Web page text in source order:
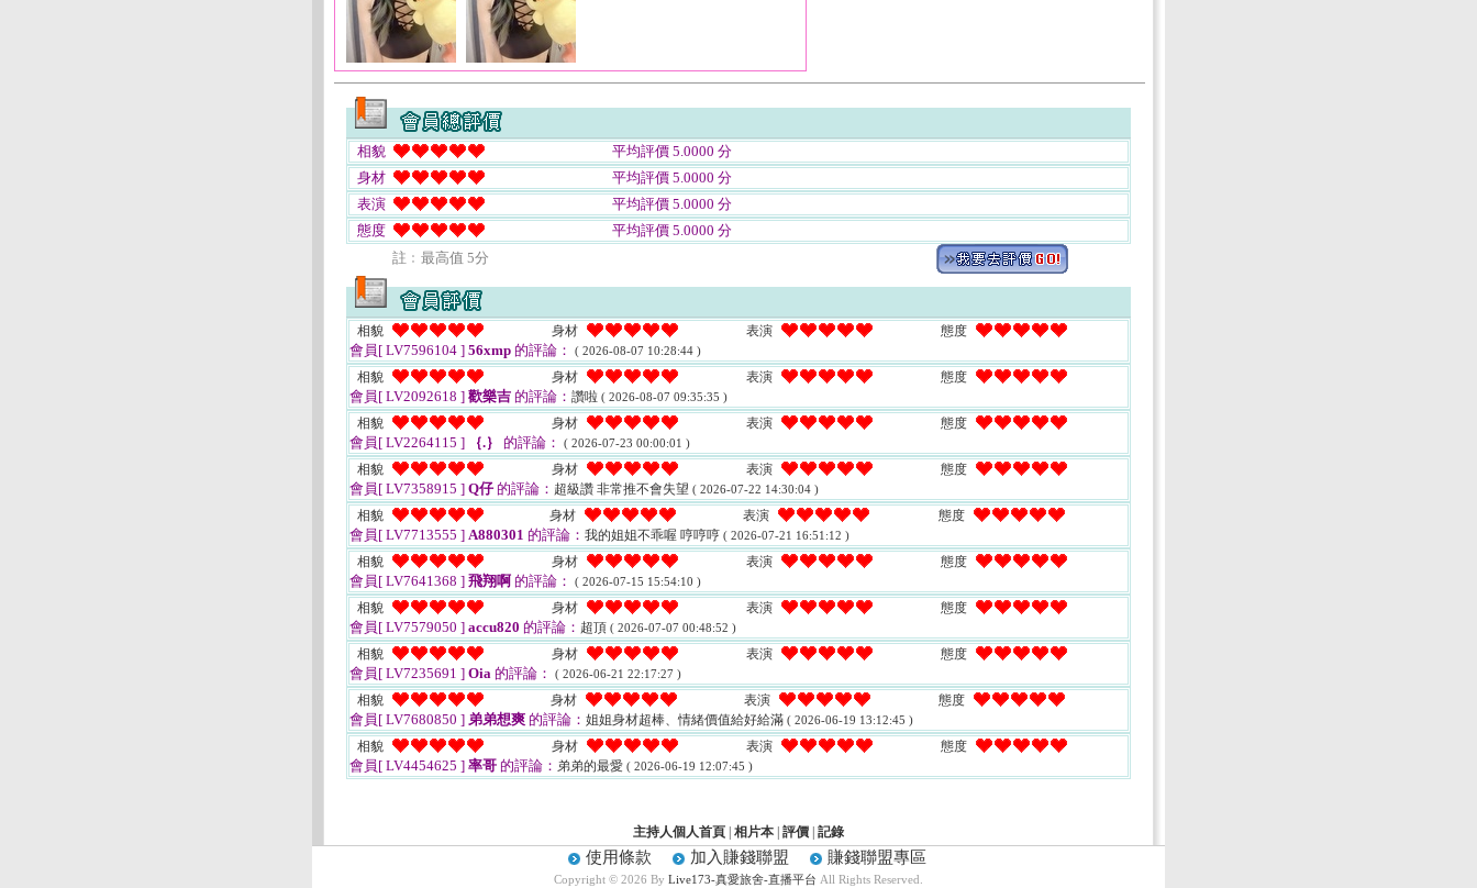
相貌
平均評價 5.0000 分
身材
平均評價 5.0000 分
表演
平均評價 5.0000 分
態度
平均評價 5.0000 分
註﹕最高值 5分
相貌 身材 表演 態度
會員[ LV7596104 ] 56xmp 的評論： ( 2026-08-07 10:28:44 )
相貌 身材 表演 態度
會員[ LV2092618 ] 歡樂吉 的評論： 讚啦 ( 2026-08-07 09:35:35 )
相貌 身材 表演 態度
會員[ LV2264115 ] ｛.｝ 的評論： ( 2026-07-23 00:00:01 )
相貌 身材 表演 態度
會員[ LV7358915 ] Q仔的評論： 超級讚 非常推不會失望 ( 2026-07-22 14:30:04 )
相貌 身材 表演 態度
會員[ LV7713555 ] A880301 的評論： 我的姐姐不乖喔 哼哼哼 ( 2026-07-21 16:51:12 )
相貌 身材 表演 態度
會員[ LV7641368 ] 飛翔啊 的評論： ( 2026-07-15 15:54:10 )
相貌 身材 表演 態度
會員[ LV7579050 ] accu820 的評論： 超頂 ( 2026-07-07 00:48:52 )
相貌 身材 表演 態度
會員[ LV7235691 ] Oia 的評論： ( 2026-06-21 22:17:27 )
相貌 身材 表演 態度
會員[ LV7680850 ] 弟弟想爽 的評論： 姐姐身材超棒、情緒價值給好給滿 ( 2026-06-19 13:12:45 )
相貌 身材 表演 態度
會員[ LV4454625 ] 率哥 的評論： 弟弟的最愛 ( 2026-06-19 12:07:45 )
主持人個人首頁 相片本 評價 記錄
使用條款 加入賺錢聯盟 賺錢聯盟專區
Copyright © 2026 By Live173-真愛旅舍-直播平台 All Rights Reserved.